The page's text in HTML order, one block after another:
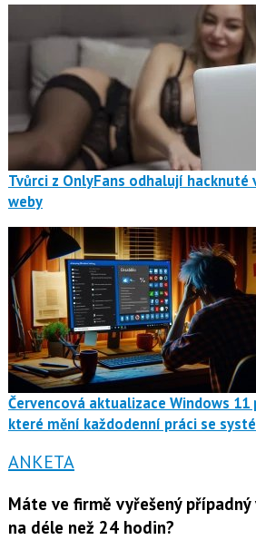
Tvůrci z OnlyFans odhalují
weby
Červencová aktualizace Windows
které mění každodenní práci se
ANKETA
Máte ve firmě vyřešený
na déle než 24 hodin?